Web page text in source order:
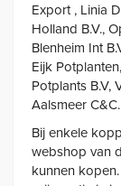
Export , Linia
Holland B.V.,
Blenheim Int
Eijk
Potplants B.V,
Aalsmeer C&C.
Bij enkele
webshop van
kunnen